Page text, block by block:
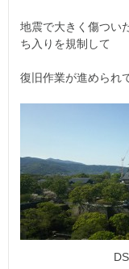
地震で大きく傷つい
ち入りを規制して
復旧作業が進められ